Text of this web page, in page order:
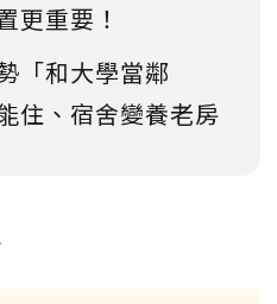
更重要！
「和大學當鄰
住、宿舍變養老房